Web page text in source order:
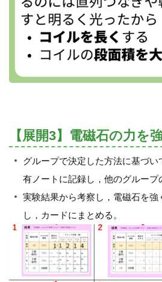
【展開3】電磁石の力を
グループで決定した方法に基づ
有ノートに記録し，他のグループ
実験結果から考察し，電磁石を強
し，カードにまとめる。